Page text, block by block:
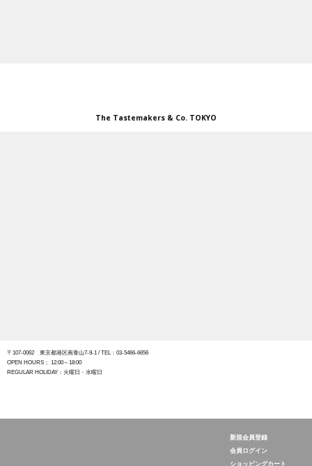
The Tastemakers & Co. TOKYO
〒107-0062 東京都港区南青山7-9-1 / TEL：03-5466-6656
OPEN HOURS： 12:00～18:00
REGULAR HOLIDAY：火曜日・水曜日
新規会員登録
会員ログイン
ショッピングカート